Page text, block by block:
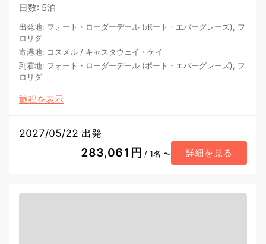
日数: 5泊
出発地: フォート・ローダーデール (ポート・エバーグレーズ), フ
ロリダ
寄港地: コスメル / キャスタウェイ・ケイ
到着地: フォート・ローダーデール (ポート・エバーグレーズ), フ
ロリダ
旅程を表示
2027/05/22 出発
283,061円 / 1名 〜 詳細を見る